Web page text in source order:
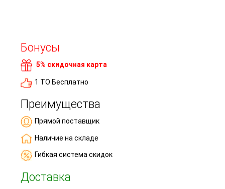
Бонусы
5% скидочная карта
1 ТО Бесплатно
Преимущества
Прямой поставщик
Наличие на складе
Гибкая система скидок
Доставка